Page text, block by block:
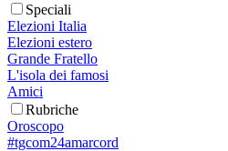
Speciali
Elezioni Italia
Elezioni estero
Grande Fratello
L'isola dei famosi
Amici
Rubriche
Oroscopo
#tgcom24amarcord